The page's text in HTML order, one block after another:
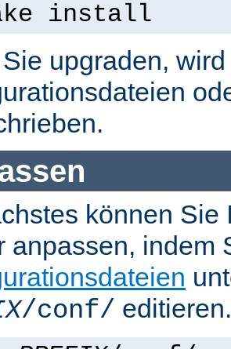
install
upgraden,
können Sie
anpassen, indem
/conf/ editieren.